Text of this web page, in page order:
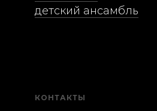
детский ансамбль
КОНТАКТЫ